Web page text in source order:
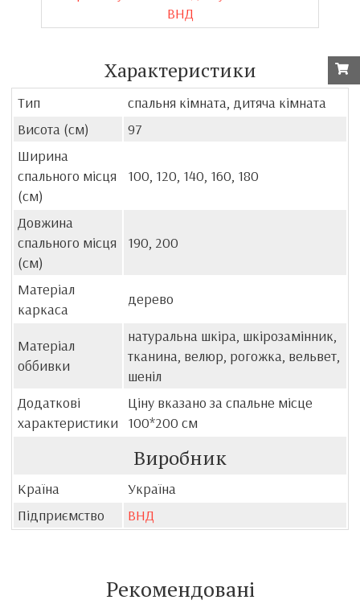
ВНД
Характеристики
Тип
спальня кімната, дитяча кімната
Висота (см)
97
Ширина
спального місця
(см)
100, 120, 140, 160, 180
Довжина
спального місця
(см)
190, 200
Матеріал
каркаса
дерево
Матеріал
оббивки
натуральна шкіра, шкірозамінник,
тканина, велюр, рогожка, вельвет,
шеніл
Додаткові
характеристики
Ціну вказано за спальне місце
100*200 см
Виробник
Країна
Україна
Підприємство
ВНД
Рекомендовані